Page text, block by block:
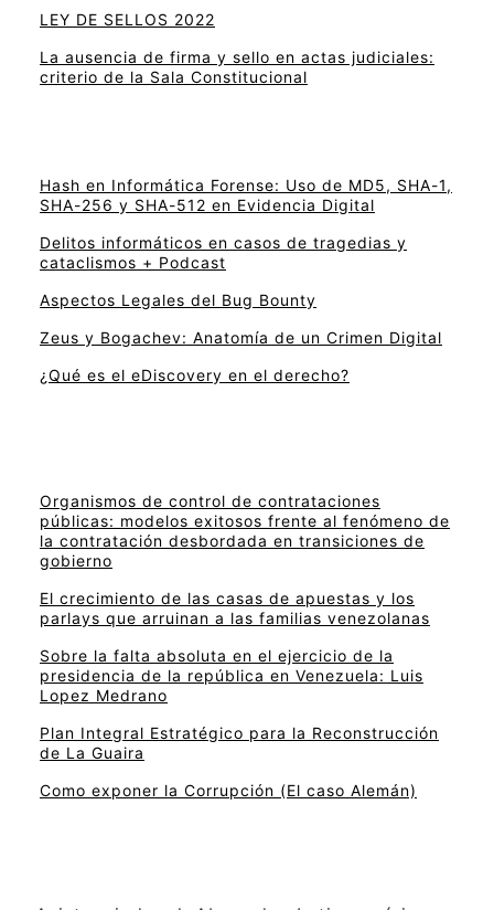
LEY DE SELLOS 2022
La ausencia de firma y sello en actas judiciales:
criterio de la Sala Constitucional
Hash en Informática Forense: Uso de MD5, SHA-1,
SHA-256 y SHA-512 en Evidencia Digital
Delitos informáticos en casos de tragedias y
cataclismos + Podcast
Aspectos Legales del Bug Bounty
Zeus y Bogachev: Anatomía de un Crimen Digital
¿Qué es el eDiscovery en el derecho?
Organismos de control de contrataciones
públicas: modelos exitosos frente al fenómeno de
la contratación desbordada en transiciones de
gobierno
El crecimiento de las casas de apuestas y los
parlays que arruinan a las familias venezolanas
Sobre la falta absoluta en el ejercicio de la
presidencia de la república en Venezuela: Luis
Lopez Medrano
Plan Integral Estratégico para la Reconstrucción
de La Guaira
Como exponer la Corrupción (El caso Alemán)